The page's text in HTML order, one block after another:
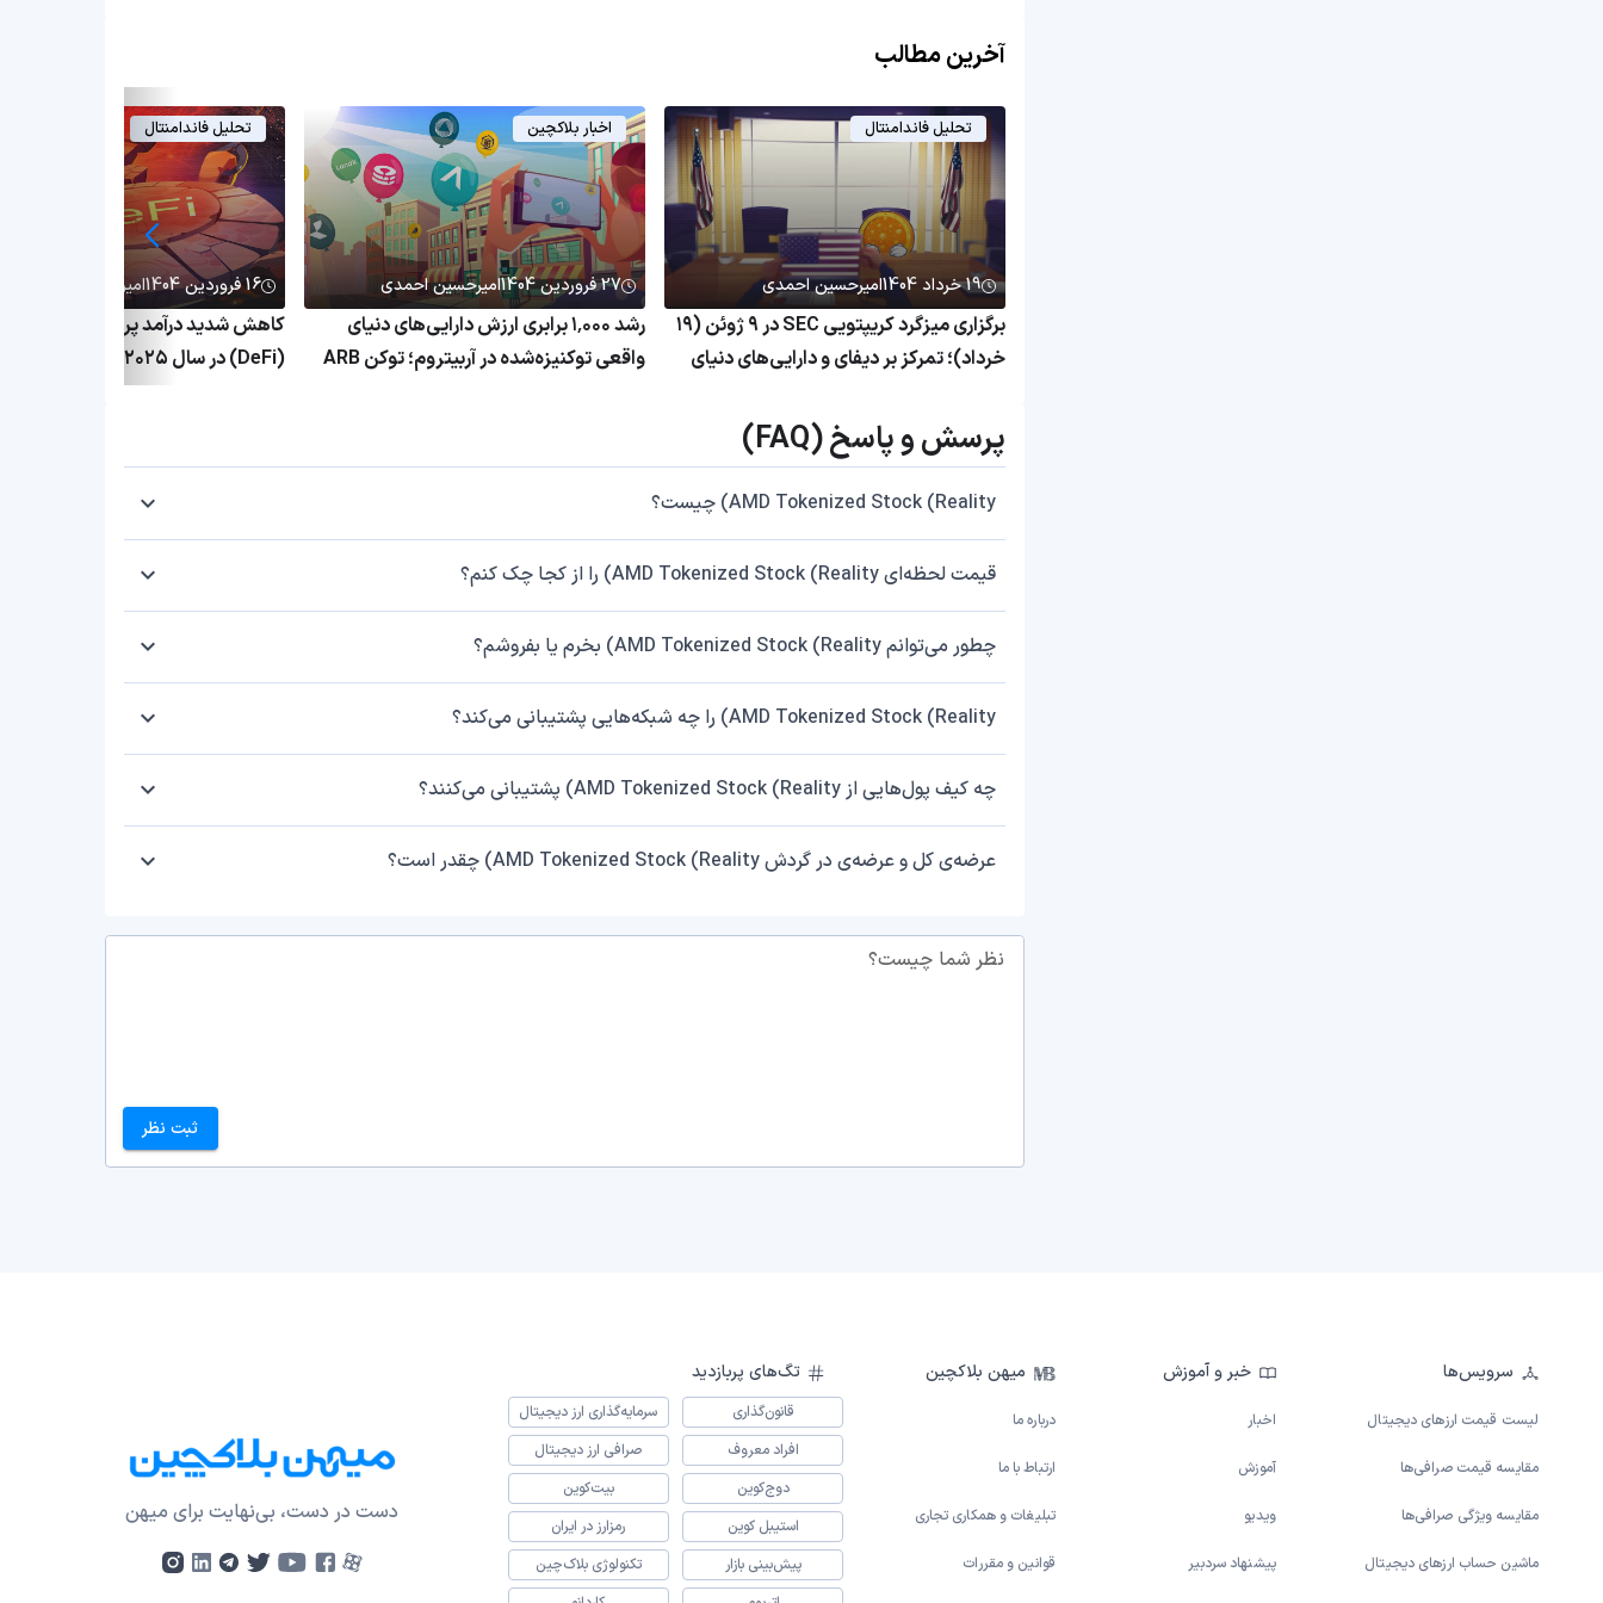
آخرین مطالب
تحلیل فاندامنتال
19 خرداد 1404 امیرحسین احمدی
برگزاری میزگرد کریپتویی SEC در ۹ ژوئن (۱۹
خرداد)؛ تمرکز بر دیفای و دارایی‌های دنیای
اخبار بلاکچین
27 فروردین 1404 امیرحسین احمدی
رشد ۱٬۰۰۰ برابری ارزش دارایی‌های دنیای
واقعی توکنیزه‌شده در آربیتروم؛ توکن ARB
تحلیل فاندامنتال
16 فروردین 1404 امیرحسین احمدی
کاهش شدید درآمد پروتکل‌های دیفای
غیرمتمرکز ادامه دارد
پرسش و پاسخ (FAQ)
AMD Tokenized Stock (Reality) چیست؟
قیمت لحظه‌ای AMD Tokenized Stock (Reality) را از کجا چک کنم؟
چطور می‌توانم AMD Tokenized Stock (Reality) بخرم یا بفروشم؟
AMD Tokenized Stock (Reality) را چه شبکه‌هایی پشتیبانی می‌کند؟
چه کیف پول‌هایی از AMD Tokenized Stock (Reality) پشتیبانی می‌کنند؟
عرضه‌ی کل و عرضه‌ی در گردش AMD Tokenized Stock (Reality) چقدر است؟
نظر شما چیست؟
ثبت نظر
سرویس‌ها
لیست قیمت ارزهای دیجیتال
مقایسه قیمت صرافی‌ها
مقایسه ویژگی صرافی‌ها
ماشین حساب ارزهای دیجیتال
خبر و آموزش
اخبار
آموزش
ویدیو
پیشنهاد سردبیر
میهن بلاکچین
درباره ما
ارتباط با ما
تبلیغات و همکاری تجاری
قوانین و مقررات
تگ‌های پربازدید
قانون‌گذاری
سرمایه‌گذاری ارز دیجیتال
افراد معروف
صرافی ارز دیجیتال
دوج‌کوین
بیت‌کوین
استیبل کوین
رمزارز در ایران
پیش‌بینی بازار
تکنولوژی بلاک‌چین
دست در دست، بی‌نهایت برای میهن